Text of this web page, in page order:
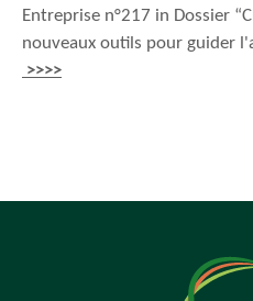
Entreprise n°217 in Dossier
nouveaux outils pour guider
>>>>